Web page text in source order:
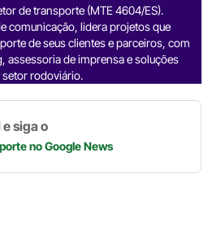
de transporte (MTE 4604/ES).
comunicação, lidera projetos que
de seus clientes e parceiros, com
assessoria de imprensa e soluções
rodoviário.
e siga o
no Google News